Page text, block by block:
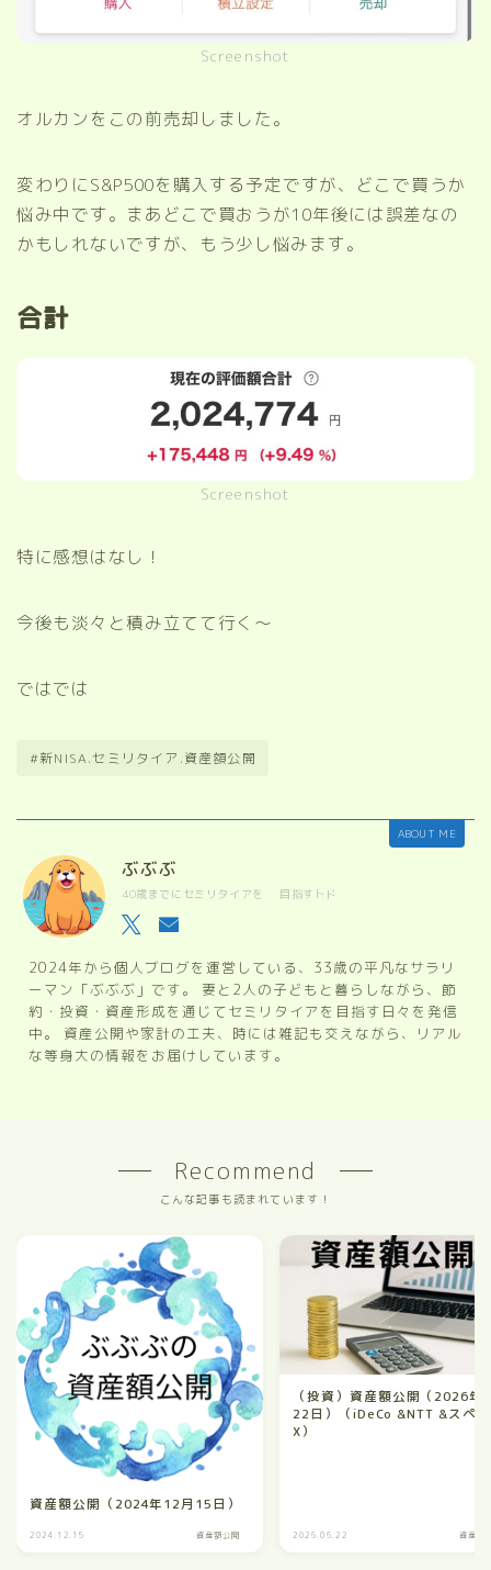
Screenshot
オルカンをこの前売却しました。
変わりにS&P500を購入する予定ですが、どこで買うか
悩み中です。まあどこで買おうが10年後には誤差なの
かもしれないですが、もう少し悩みます。
合計
Screenshot
特に感想はなし！
今後も淡々と積み立てて行く〜
ではでは
#新NISA.セミリタイア.資産額公開
ABOUT ME
ぶぶぶ
40歳までにセミリタイアを 目指すトド
2024年から個人ブログを運営している、33歳の平凡なサラリ
ーマン「ぶぶぶ」です。 妻と2人の子どもと暮らしながら、節
約・投資・資産形成を通じてセミリタイアを目指す日々を発信
中。 資産公開や家計の工夫、時には雑記も交えながら、リアル
な等身大の情報をお届けしています。
Recommend
こんな記事も読まれています！
資産額公開（2024年12月15日）
2024.12.15 資産額公開
（投資）資産額公開（2026年
22日）（iDeCo &NTT &スペ
X）
2026.06.22 資産額